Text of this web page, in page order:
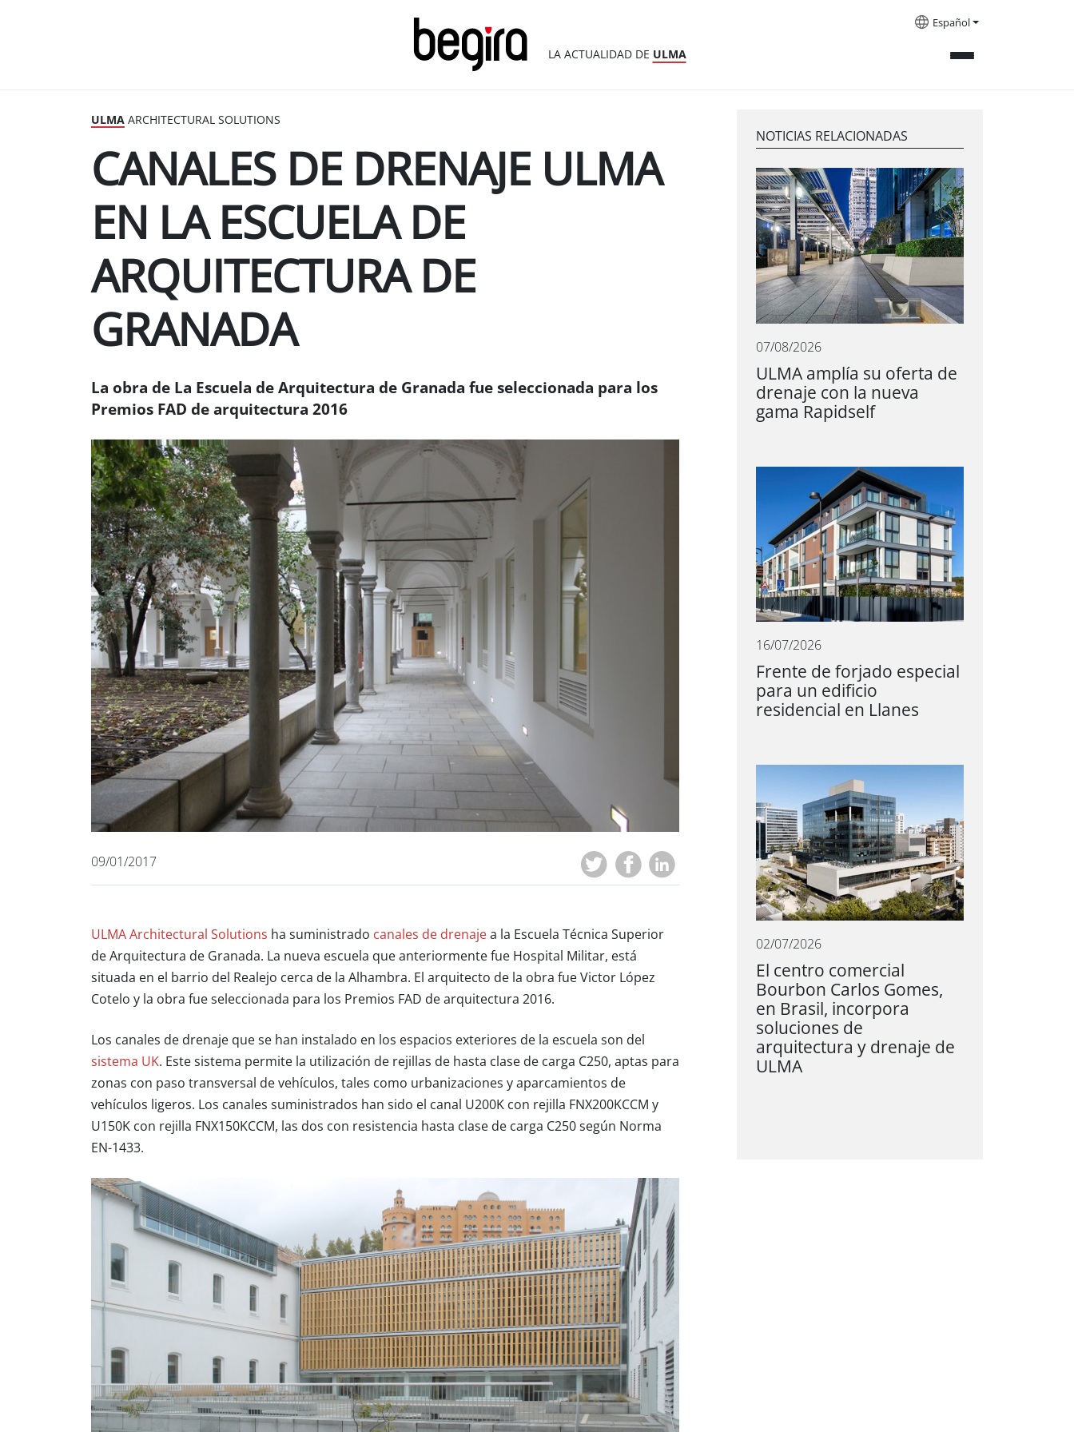
LA ACTUALIDAD DE ULMA
Español
ULMA ARCHITECTURAL SOLUTIONS
CANALES DE DRENAJE ULMA
EN LA ESCUELA DE
ARQUITECTURA DE
GRANADA
La obra de La Escuela de Arquitectura de Granada fue seleccionada para los
Premios FAD de arquitectura 2016
09/01/2017
ULMA Architectural Solutions ha suministrado canales de drenaje a la Escuela Técnica Superior
de Arquitectura de Granada. La nueva escuela que anteriormente fue Hospital Militar, está
situada en el barrio del Realejo cerca de la Alhambra. El arquitecto de la obra fue Victor López
Cotelo y la obra fue seleccionada para los Premios FAD de arquitectura 2016.
Los canales de drenaje que se han instalado en los espacios exteriores de la escuela son del
sistema UK. Este sistema permite la utilización de rejillas de hasta clase de carga C250, aptas para
zonas con paso transversal de vehículos, tales como urbanizaciones y aparcamientos de
vehículos ligeros. Los canales suministrados han sido el canal U200K con rejilla FNX200KCCM y
U150K con rejilla FNX150KCCM, las dos con resistencia hasta clase de carga C250 según Norma
EN-1433.
NOTICIAS RELACIONADAS
07/08/2026
ULMA amplía su oferta de
drenaje con la nueva
gama Rapidself
16/07/2026
Frente de forjado especial
para un edificio
residencial en Llanes
02/07/2026
El centro comercial
Bourbon Carlos Gomes,
en Brasil, incorpora
soluciones de
arquitectura y drenaje de
ULMA